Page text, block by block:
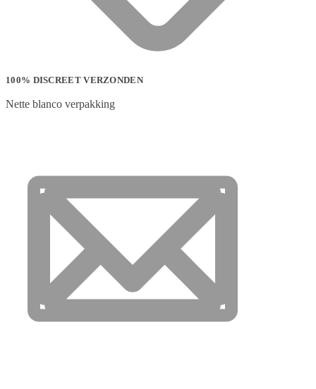
100% DISCREET VERZONDEN
Nette blanco verpakking